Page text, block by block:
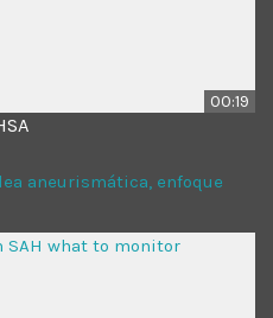
00:19
aneurismática, enfoque